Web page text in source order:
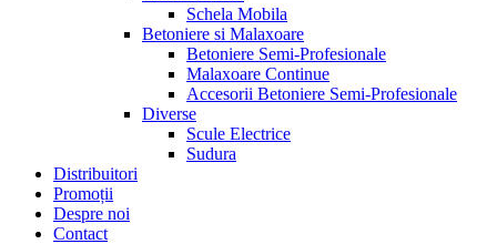
Schela Mobila
Betoniere si Malaxoare
Betoniere Semi-Profesionale
Malaxoare Continue
Accesorii Betoniere Semi-Profesionale
Diverse
Scule Electrice
Sudura
Distribuitori
Promoții
Despre noi
Contact